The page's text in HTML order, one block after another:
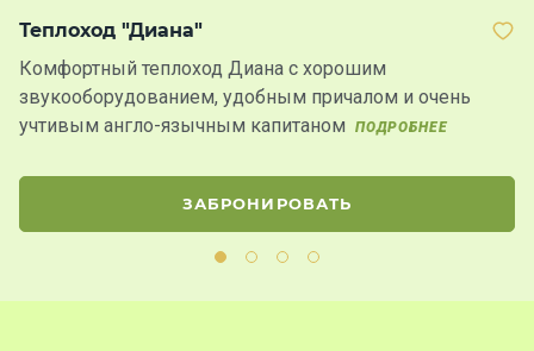
Теплоход "Диана"
Комфортный теплоход Диана c хорошим
звукооборудованием, удобным причалом и очень
учтивым англо-язычным капитаном
ПОДРОБНЕЕ
ЗАБРОНИРОВАТЬ